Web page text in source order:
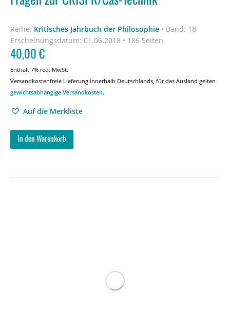
Reihe: Kritisches Jahrbuch der Philosophie • Band: 18
Erscheinungsdatum: 01.06.2018 • 186 Seiten
40,00€
Enthält 7% red. MwSt.
Versandkostenfreie Lieferung innerhalb Deutschlands, für das Ausland gelten
gewichtsabhängige Versandkosten.
Auf die Merkliste
In den Warenkorb